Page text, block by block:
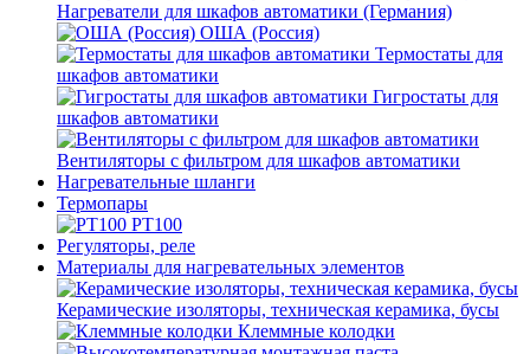
Нагреватели для шкафов автоматики (Германия)
ОША (Россия)
Термостаты для
шкафов автоматики
Гигростаты для
шкафов автоматики
Вентиляторы с фильтром для шкафов автоматики
Нагревательные шланги
Термопары
PT100
Регуляторы, реле
Материалы для нагревательных элементов
Керамические изоляторы, техническая керамика, бусы
Клеммные колодки